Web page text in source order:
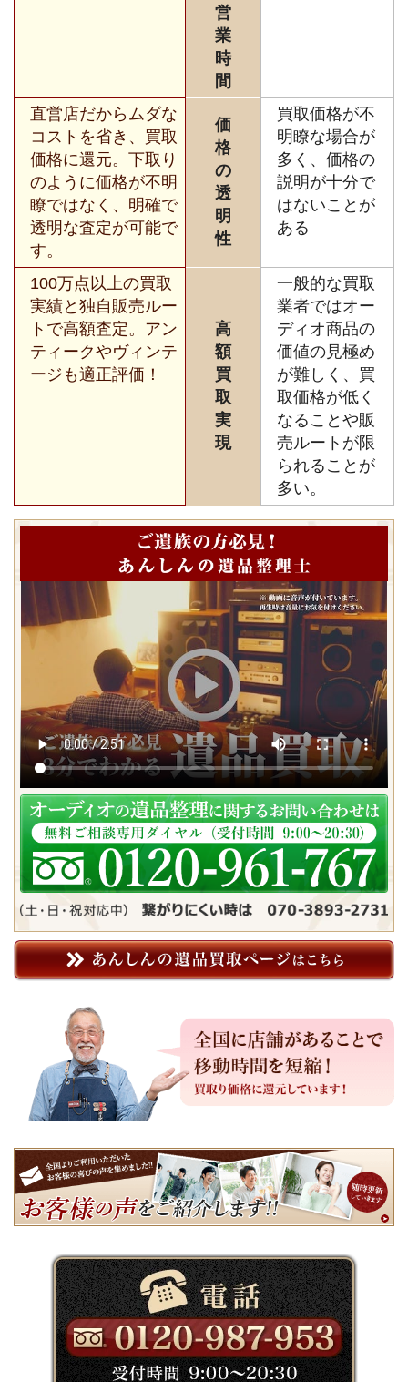
営
業
時
間
直営店だからムダな
コストを省き、買取
価格に還元。下取り
のように価格が不明
瞭ではなく、明確で
透明な査定が可能で
す。
価
格
の
透
明
性
買取価格が不
明瞭な場合が
多く、価格の
説明が十分で
はないことが
ある
100万点以上の買取
実績と独自販売ルー
トで高額査定。アン
ティークやヴィンテ
ージも適正評価！
高
額
買
取
実
現
一般的な買取
業者ではオー
ディオ商品の
価値の見極め
が難しく、買
取価格が低く
なることや販
売ルートが限
られることが
多い。